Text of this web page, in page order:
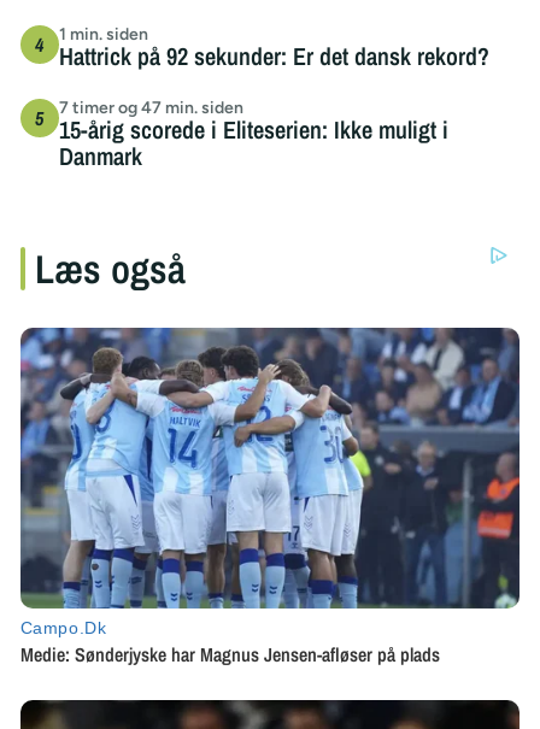
1 min. siden
Hattrick på 92 sekunder: Er det dansk rekord?
7 timer og 47 min. siden
15-årig scorede i Eliteserien: Ikke muligt i
Danmark